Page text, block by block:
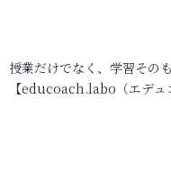
授業だけでなく、学習その
【educoach.labo（エデ